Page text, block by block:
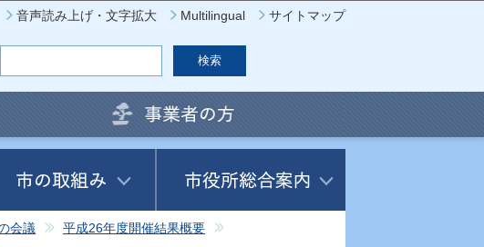
音声読み上げ・文字拡大 Multilingual サイトマップ
会議
平成26年度開催結果概要